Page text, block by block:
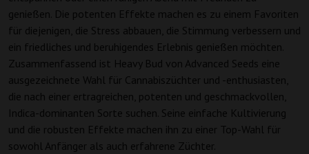
genießen. Die potenten Effekte machen es zu einem Favoriten
für diejenigen, die Stress abbauen, die Stimmung verbessern und
ein friedliches und beruhigendes Erlebnis genießen möchten.
Zusammenfassend ist Heavy Bud von Advanced Seeds eine
ausgezeichnete Wahl für Cannabiszüchter und -enthusiasten,
die nach einer ertragreichen, potenten und geschmackvollen,
Indica-dominanten Sorte suchen. Seine einfache Kultivierung
und die robusten Effekte machen ihn zu einer Top-Wahl für
sowohl Anfänger als auch erfahrene Züchter.